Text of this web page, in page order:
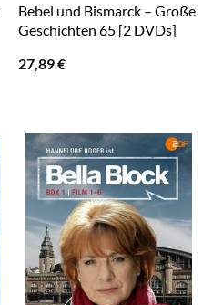
Bebel und Bismarck – Große
Geschichten 65 [2 DVDs]
27,89€